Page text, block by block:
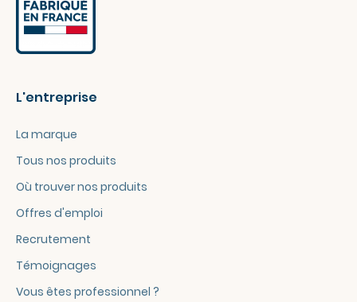
L'entreprise
La marque
Tous nos produits
Où trouver nos produits
Offres d'emploi
Recrutement
Témoignages
Vous êtes professionnel ?